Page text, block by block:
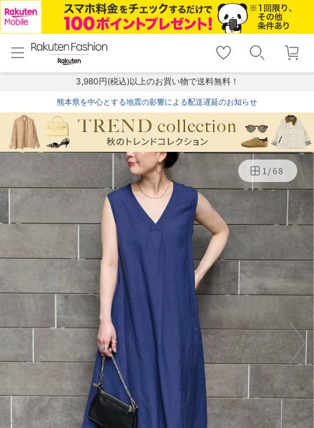
menu home
トップ
shopping_cart lock_outline
ログイン
3,980円(税込)以上のお買い物で送料無料！
熊本県を中心とする地震の影響による配送遅延のお知らせ
1/68